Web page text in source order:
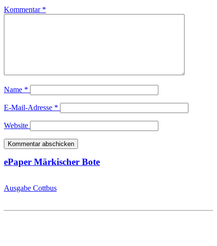
Kommentar *
Name *
E-Mail-Adresse *
Website
ePaper Märkischer Bote
Ausgabe Cottbus